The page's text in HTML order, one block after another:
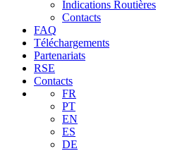
Indications Routières
Contacts
FAQ
Téléchargements
Partenariats
RSE
Contacts
FR
PT
EN
ES
DE